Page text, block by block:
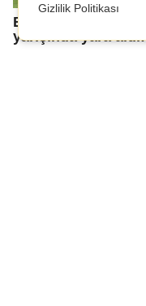
Bodrum FK, zirve
yarışında yara aldı!
Gizlilik Politikası